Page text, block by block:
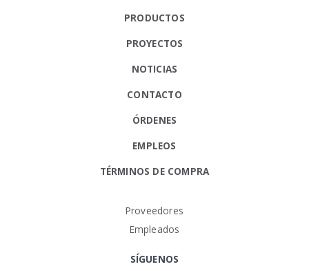
PRODUCTOS
PROYECTOS
NOTICIAS
CONTACTO
ÓRDENES
EMPLEOS
TÉRMINOS DE COMPRA
Proveedores
Empleados
SÍGUENOS